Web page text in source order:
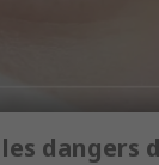
dangers